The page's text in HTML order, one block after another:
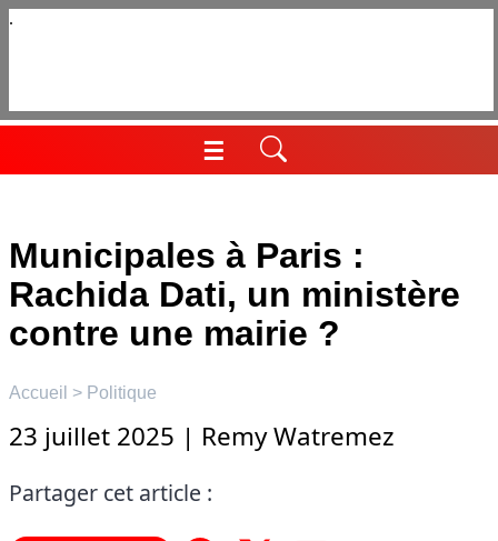
Aller
☰
Menu
Municipales à Paris :
Rachida Dati, un ministère
contre une mairie ?
Accueil > Politique
23 juillet 2025 | Remy Watremez
Partager cet article :